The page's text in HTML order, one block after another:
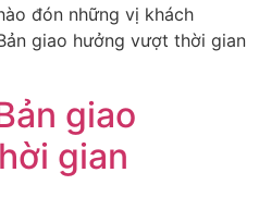
đón những vị khách
giao hưởng vượt thời gian
giao
gian